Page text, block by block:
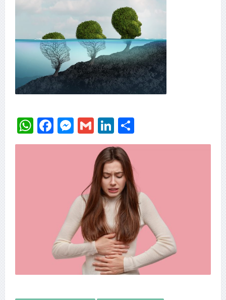
WhatsApp
Facebook
Messenger
GmailLinkedIn